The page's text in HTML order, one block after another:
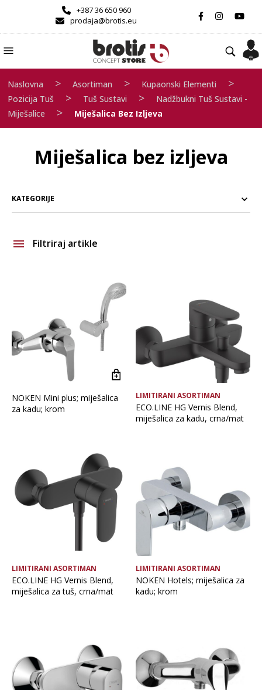
+387 36 650 960
prodaja@brotis.eu
Naslovna > Asortiman > Kupaonski Elementi >
Pozicija Tuš > Tuš Sustavi >
Nadžbukni Tuš Sustavi -
Miješalice
> Miješalica Bez Izljeva
Miješalica bez izljeva
KATEGORIJE
Filtriraj artikle
Vrsta asortimana
NOKEN Mini plus; miješalica
za kadu; krom
LIMITIRANI ASORTIMAN
ECO.LINE HG Vernis Blend,
miješalica za kadu, crna/mat
LIMITIRANI ASORTIMAN
ECO.LINE HG Vernis Blend,
miješalica za tuš, crna/mat
LIMITIRANI ASORTIMAN
NOKEN Hotels; miješalica za
kadu; krom